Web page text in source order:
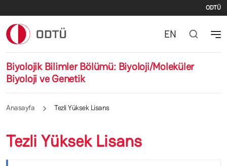
ODTÜ
Biyolojik Bilimler Bölümü: Biyoloji/Moleküler
Biyoloji ve Genetik
EN
Anasayfa Tezli Yüksek Lisans
Tezli Yüksek Lisans